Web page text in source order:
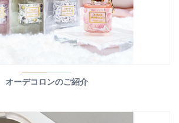
オーデコロンのご紹介